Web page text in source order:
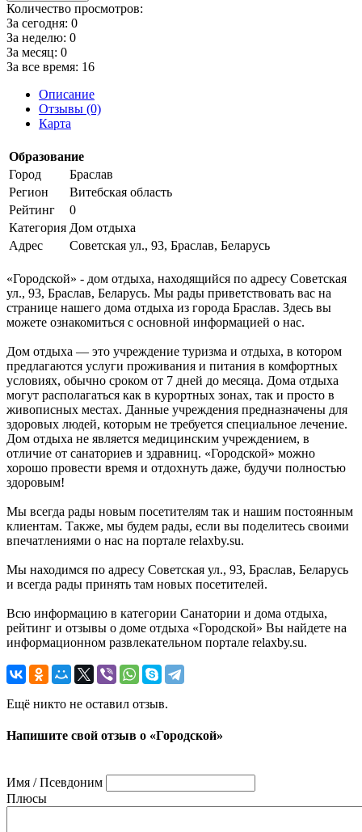
Количество просмотров:
За сегодня: 0
За неделю: 0
За месяц: 0
За все время: 16
Описание
Отзывы (0)
Карта
Образование
Город
Браслав
Регион
Витебская область
Рейтинг
0
Категория Дом отдыха
Адрес
Советская ул., 93, Браслав, Беларусь
«Городской» - дом отдыха, находящийся по адресу Советская
ул., 93, Браслав, Беларусь. Мы рады приветствовать вас на
странице нашего дома отдыха из города Браслав. Здесь вы
можете ознакомиться с основной информацией о нас.
Дом отдыха — это учреждение туризма и отдыха, в котором
предлагаются услуги проживания и питания в комфортных
условиях, обычно сроком от 7 дней до месяца. Дома отдыха
могут располагаться как в курортных зонах, так и просто в
живописных местах. Данные учреждения предназначены для
здоровых людей, которым не требуется специальное лечение.
Дом отдыха не является медицинским учреждением, в
отличие от санаториев и здравниц. «Городской» можно
хорошо провести время и отдохнуть даже, будучи полностью
здоровым!
Мы всегда рады новым посетителям так и нашим постоянным
клиентам. Также, мы будем рады, если вы поделитесь своими
впечатлениями о нас на портале relaxby.su.
Мы находимся по адресу Советская ул., 93, Браслав, Беларусь
и всегда рады принять там новых посетителей.
Всю информацию в категории Санатории и дома отдыха,
рейтинг и отзывы о доме отдыха «Городской» Вы найдете на
информационном развлекательном портале relaxby.su.
Ещё никто не оставил отзыв.
Напишите свой отзыв о «Городской»
Имя / Псевдоним
Плюсы